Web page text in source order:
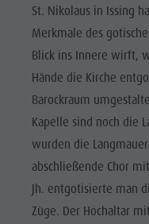
MUSEEN
ORTE &
Highlight Events
Alle Events
Wellness
Familie & Kinder
Info A-Z
Golf
Klettern
Paragleiten
Ballonfahren
Rafting & Canyoning
Reiten
Tennis
Schwimmen
Anreise
Webcams
Wetter
Kontakt
Newsletter
Katalogservice
Ortstaxe
Urlaub mit Hund
Highlight Events
Must-sees
Trainingslager
St. Nikolaus in Issing
Merkmale des
Blick ins Innere wirft,
Hände die Kirche
Barockraum
Kapelle sind noch die
wurden die
abschließende Chor
Jh. entgotisierte man
Züge. Der Hochaltar